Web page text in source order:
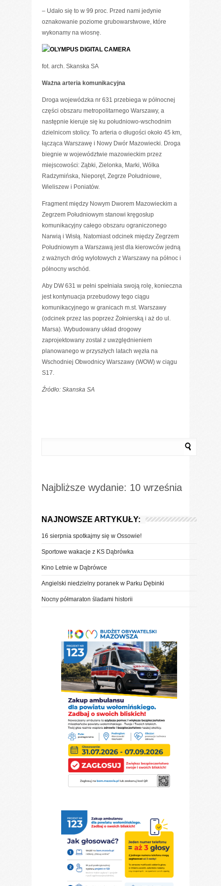
– Udało się to w 99 proc. Przed nami jedynie
oznakowanie poziome grubowarstwowe, które
wykonamy na wiosnę.
fot. arch. Skanska SA
Ważna arteria komunikacyjna
Droga wojewódzka nr 631 przebiega w północnej
części obszaru metropolitarnego Warszawy, a
następnie kieruje się ku południowo-wschodnim
dzielnicom stolicy. To arteria o długości około 45 km,
łącząca Warszawę i Nowy Dwór Mazowiecki. Droga
biegnie w województwie mazowieckim przez
miejscowości: Ząbki, Zielonka, Marki, Wólka
Radzymińska, Nieporęt, Zegrze Południowe,
Wieliszew i Poniatów.
Fragment między Nowym Dworem Mazowieckim a
Zegrzem Południowym stanowi kręgosłup
komunikacyjny całego obszaru ograniczonego
Narwią i Wisłą. Natomiast odcinek między Zegrzem
Południowym a Warszawą jest dla kierowców jedną
z ważnych dróg wylotowych z Warszawy na północ i
północny wschód.
Aby DW 631 w pełni spełniała swoją rolę, konieczna
jest kontynuacja przebudowy tego ciągu
komunikacyjnego w granicach m.st. Warszawy
(odcinek przez las poprzez Żołnierską i aż do ul.
Marsa). Wybudowany układ drogowy
zaprojektowany został z uwzględnieniem
planowanego w przyszłych latach węzła na
Wschodniej Obwodnicy Warszawy (WOW) w ciągu
S17.
Źródło: Skanska SA
Najbliższe wydanie: 10 września
NAJNOWSZE ARTYKUŁY:
16 sierpnia spotkajmy się w Ossowie!
Sportowe wakacje z KS Dąbrówka
Kino Letnie w Dąbrówce
Angielski niedzielny poranek w Parku Dębinki
Nocny półmaraton śladami historii